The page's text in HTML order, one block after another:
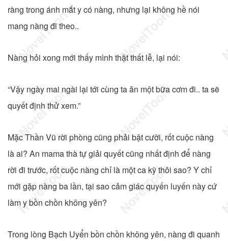
ràng trong ánh mắt y có nàng, nhưng lại không hề nói
mang nàng đi theo..
Nàng hỏi xong mới thấy mình thật thất lễ, lại nói:
“Vậy ngày mai ngài lại tới cùng ta ăn một bữa cơm đi.. ta sẽ
quyết định thử xem.”
Mặc Thần Vũ rời phòng cũng phải bật cười, rốt cuộc nàng
là ai? An mama thà tự giải quyết cũng nhất định để nàng
rời đi trước, rốt cuộc nàng chỉ là một ca kỹ thôi sao? Y chỉ
mới gặp nàng ba lần, tại sao cảm giác quyến luyến này cứ
làm y bồn chồn không yên?
Trong lòng Bạch Uyển bồn chồn không yên, nàng đi quanh